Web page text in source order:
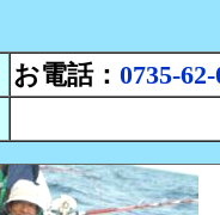
お電話： 0735-